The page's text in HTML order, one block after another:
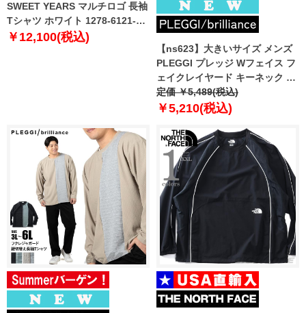
SWEET YEARS マルチロゴ 長袖
Tシャツ ホワイト 1278-6121-1
3L 4L 5L 6L
￥12,100(税込)
【ns623】大きいサイズ メンズ
PLEGGI プレッジ Wフェイス フ
ェイクレイヤード キーネック 長
袖 Tシャツ 春夏新作 66-13129-2
【fre】
定価 ￥5,489(税込)
￥5,210(税込)